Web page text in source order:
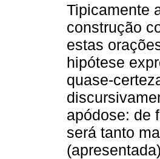
Tipicamente
construção
estas
hipótese
quase-
apódose: de
será tanto